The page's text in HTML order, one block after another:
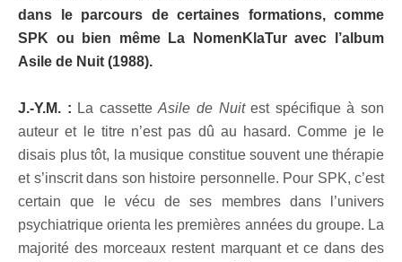
dans le parcours de certaines formations, comme
SPK ou bien même La NomenKlaTur avec l’album
Asile de Nuit (1988).
J.-Y.M. : La cassetteAsile de Nuitest spécifique à son
auteur et le titre n’est pas dû au hasard. Comme je le
disais plus tôt, la musique constitue souvent une thérapie
et s’inscrit dans son histoire personnelle. Pour SPK, c’est
certain que le vécu de ses membres dans l’univers
psychiatrique orienta les premières années du groupe. La
majorité des morceaux restent marquant et ce dans des